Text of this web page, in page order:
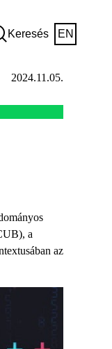
Keresés EN
2024.11.05.
a
az